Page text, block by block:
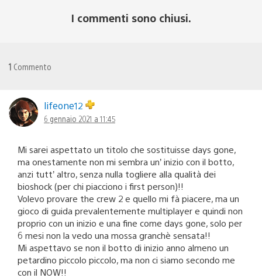
I commenti sono chiusi.
1 Commento
lifeone12
6 gennaio 2021 a 11:45
Mi sarei aspettato un titolo che sostituisse days gone,
ma onestamente non mi sembra un’ inizio con il botto,
anzi tutt’ altro, senza nulla togliere alla qualità dei
bioshock (per chi piacciono i first person)!!
Volevo provare the crew 2 e quello mi fà piacere, ma un
gioco di guida prevalentemente multiplayer e quindi non
proprio con un inizio e una fine come days gone, solo per
6 mesi non la vedo una mossa granchè sensata!!
Mi aspettavo se non il botto di inizio anno almeno un
petardino piccolo piccolo, ma non ci siamo secondo me
con il NOW!!